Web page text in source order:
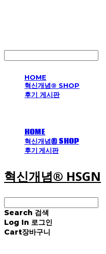
HOME
혁신개념® SHOP
후기 게시판
HOME
혁신개념® SHOP
후기 게시판
혁신개념® HSGN
Search 검색
Log In 로그인
Cart장바구니